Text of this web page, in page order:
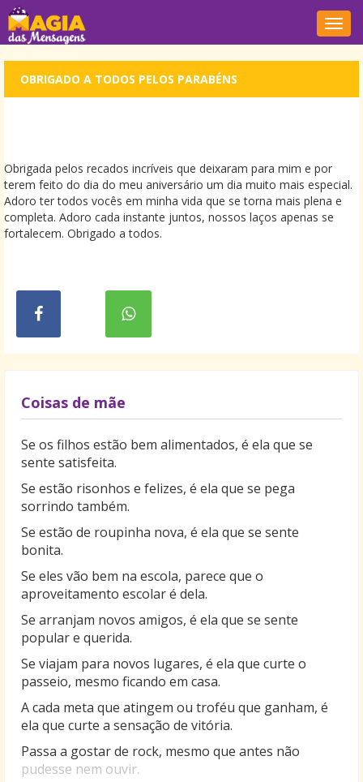
OBRIGADO A TODOS PELOS PARABÉNS
Obrigada pelos recados incríveis que deixaram para mim e por
terem feito do dia do meu aniversário um dia muito mais especial.
Adoro ter todos vocês em minha vida que se torna mais plena e
completa. Adoro cada instante juntos, nossos laços apenas se
fortalecem. Obrigado a todos.
Coisas de mãe
Se os filhos estão bem alimentados, é ela que se
sente satisfeita.
Se estão risonhos e felizes, é ela que se pega
sorrindo também.
Se estão de roupinha nova, é ela que se sente
bonita.
Se eles vão bem na escola, parece que o
aproveitamento escolar é dela.
Se arranjam novos amigos, é ela que se sente
popular e querida.
Se viajam para novos lugares, é ela que curte o
passeio, mesmo ficando em casa.
A cada meta que atingem ou troféu que ganham, é
ela que curte a sensação de vitória.
Passa a gostar de rock, mesmo que antes não
pudesse nem ouvir.